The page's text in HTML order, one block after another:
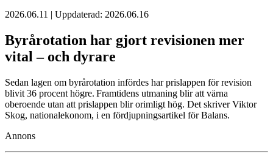
2026.06.11 | Uppdaterad: 2026.06.16
Byrårotation har gjort revisionen mer
vital – och dyrare
Sedan lagen om byrårotation infördes har prislappen för revision
blivit 36 procent högre. Framtidens utmaning blir att värna
oberoende utan att prislappen blir orimligt hög. Det skriver Viktor
Skog, nationalekonom, i en fördjupningsartikel för Balans.
Annons